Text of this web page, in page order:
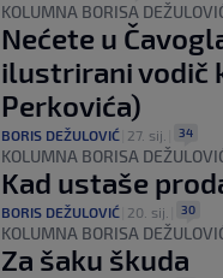
KOLUMNA BORISA
Nećete u
ilustrirani vodič
Perkovića)
BORIS DEŽULOVIĆ 27. sij. 34
KOLUMNA BORISA
Kad ustaše
BORIS DEŽULOVIĆ 20. sij. 30
KOLUMNA BORISA
Za šaku škuda